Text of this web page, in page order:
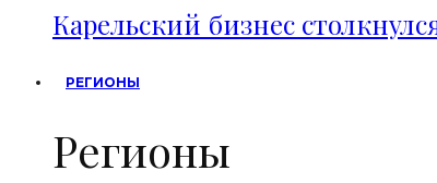
Карельский бизнес
РЕГИОНЫ
Регионы